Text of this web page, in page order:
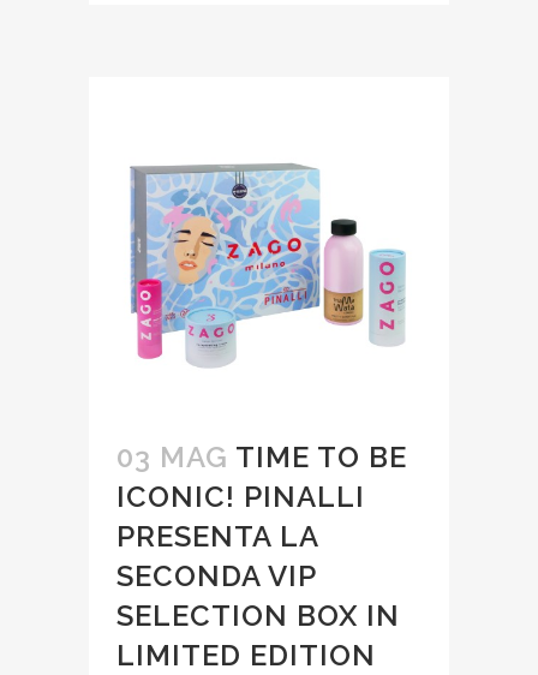
03 MAG TIME TO BE
ICONIC! PINALLI
PRESENTA LA
SECONDA VIP
SELECTION BOX IN
LIMITED EDITION